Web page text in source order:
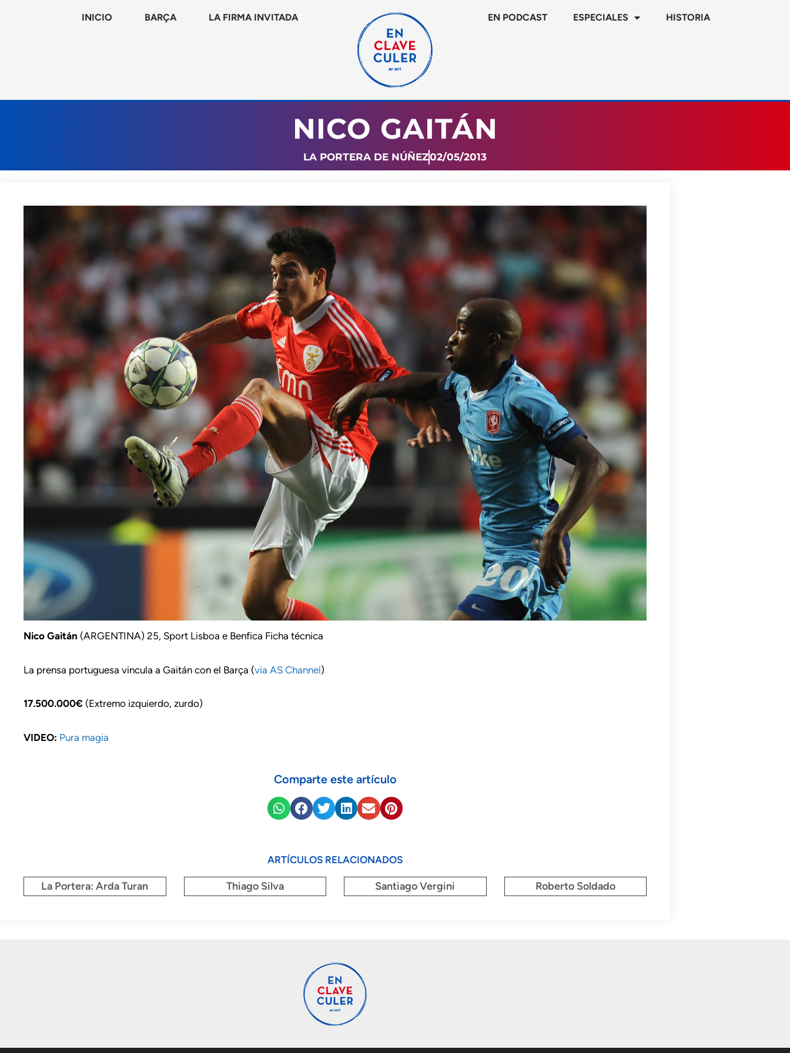
INICIO BARÇA LA FIRMA INVITADA EN PODCAST ESPECIALES HISTORIA
NICO GAITÁN
LA PORTERA DE NÚÑEZ02/05/2013
Nico Gaitán (ARGENTINA) 25, Sport Lisboa e Benfica Ficha técnica
La prensa portuguesa vincula a Gaitán con el Barça (via AS Channel)
17.500.000€ (Extremo izquierdo, zurdo)
VIDEO: Pura magia
Comparte este artículo
ARTÍCULOS RELACIONADOS
La Portera: Arda Turan Thiago Silva Santiago Vergini Roberto Soldado